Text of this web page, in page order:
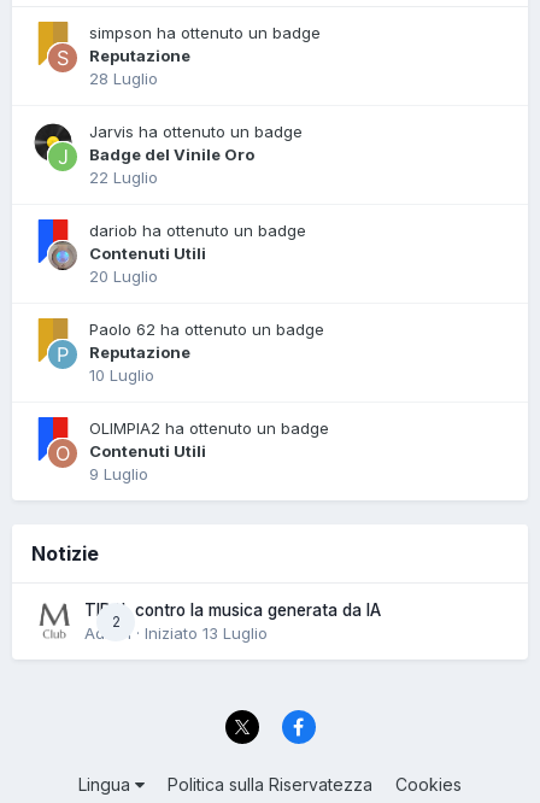
simpson ha ottenuto un badge
Reputazione
28 Luglio
Jarvis ha ottenuto un badge
Badge del Vinile Oro
22 Luglio
dariob ha ottenuto un badge
Contenuti Utili
20 Luglio
Paolo 62 ha ottenuto un badge
Reputazione
10 Luglio
OLIMPIA2 ha ottenuto un badge
Contenuti Utili
9 Luglio
Notizie
2
TIDAL contro la musica generata da IA
Admin · Iniziato 13 Luglio
Lingua Politica sulla Riservatezza Cookies